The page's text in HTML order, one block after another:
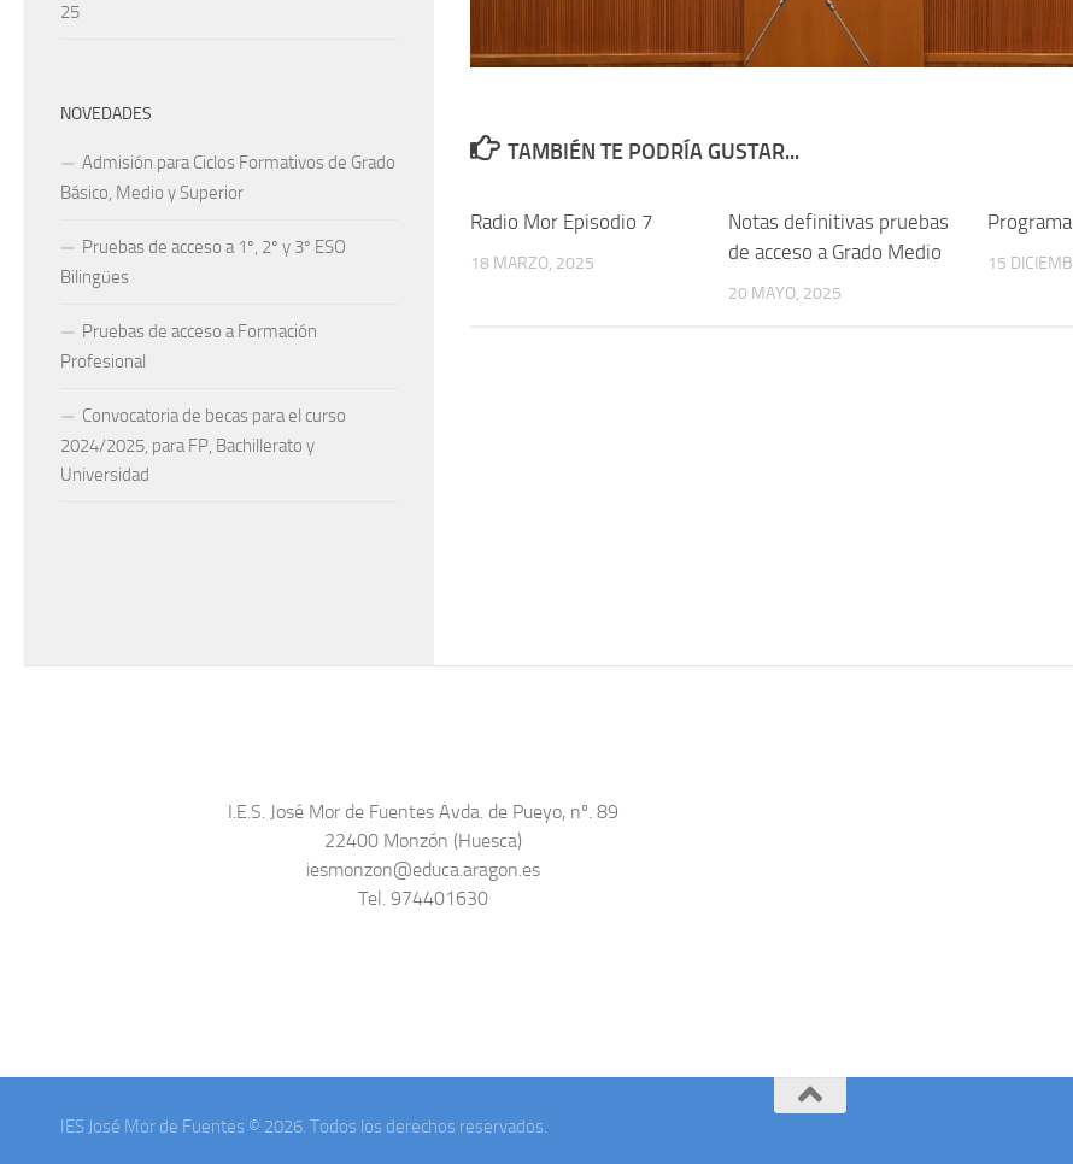
TAMBIÉN TE PODRÍA GUSTAR...
Radio Mor Episodio 7
18 MARZO, 2025
Notas definitivas pruebas
de acceso a Grado Medio
20 MAYO, 2025
15
25
NOVEDADES
Admisión para Ciclos Formativos de Grado
Básico, Medio y Superior
Pruebas de acceso a 1º, 2º y 3º ESO
Bilingües
Pruebas de acceso a Formación
Profesional
Convocatoria de becas para el curso
2024/2025, para FP, Bachillerato y
Universidad
I.E.S. José Mor de Fuentes Avda. de Pueyo, nº. 89
22400 Monzón (Huesca)
iesmonzon@educa.aragon.es
Tel. 974401630
IES José Mor de Fuentes © 2026. Todos los derechos reservados.